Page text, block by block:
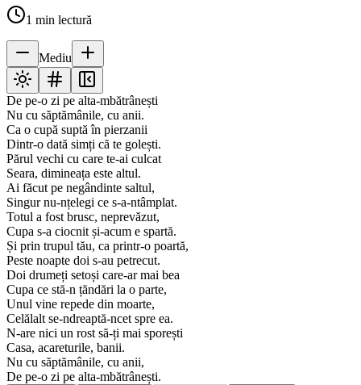
1 min lectură
Mediu
De pe-o zi pe alta-mbătrânești
Nu cu săptămânile, cu anii.
Ca o cupă suptă în pierzanii
Dintr-o dată simți că te golești.
Părul vechi cu care te-ai culcat
Seara, dimineața este altul.
Ai făcut pe negândinte saltul,
Singur nu-nțelegi ce s-a-ntâmplat.
Totul a fost brusc, neprevăzut,
Cupa s-a ciocnit și-acum e spartă.
Și prin trupul tău, ca printr-o poartă,
Peste noapte doi s-au petrecut.
Doi drumeți setoși care-ar mai bea
Cupa ce stă-n țăndări la o parte,
Unul vine repede din moarte,
Celălalt se-ndreaptă-ncet spre ea.
N-are nici un rost să-ți mai sporești
Casa, acareturile, banii.
Nu cu săptămânile, cu anii,
De pe-o zi pe alta-mbătrânești.